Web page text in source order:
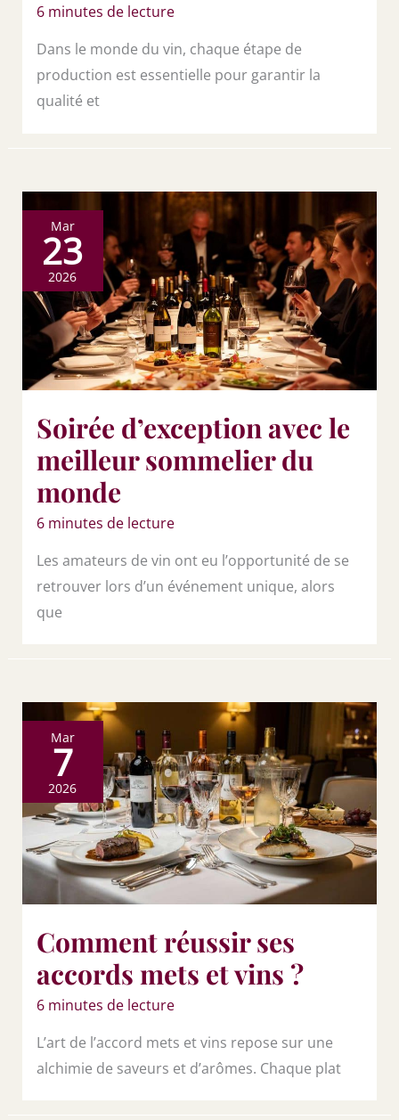
6 minutes de lecture
Dans le monde du vin, chaque étape de
production est essentielle pour garantir la
qualité et
Mar
23
2026
Soirée d’exception avec le
meilleur sommelier du
monde
6 minutes de lecture
Les amateurs de vin ont eu l’opportunité de se
retrouver lors d’un événement unique, alors
que
Mar
7
2026
Comment réussir ses
accords mets et vins ?
6 minutes de lecture
L’art de l’accord mets et vins repose sur une
alchimie de saveurs et d’arômes. Chaque plat